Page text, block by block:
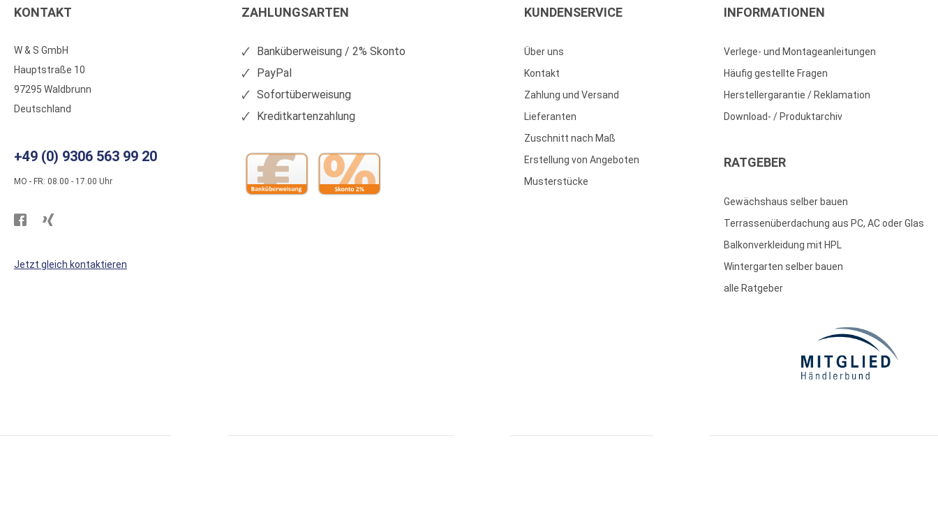
KONTAKT
W & S GmbH
Hauptstraße 10
97295 Waldbrunn
Deutschland
+49 (0) 9306 563 99 20
MO - FR: 08.00 - 17.00 Uhr
Besuchen
WS
WS
Jetzt gleich kontaktieren
ZAHLUNGSARTEN
Banküberweisung / 2% Skonto
PayPal
Sofortüberweisung
Kreditkartenzahlung
KUNDENSERVICE
Über uns
Kontakt
Zahlung und Versand
Lieferanten
Zuschnitt nach Maß
Erstellung von Angeboten
Musterstücke
INFORMATIONEN
Verlege- und Montageanleitungen
Häufig gestellte Fragen
Herstellergarantie / Reklamation
Download- / Produktarchiv
RATGEBER
Gewächshaus selber bauen
Terrassenüberdachung aus PC, AC oder Glas
Balkonverkleidung mit HPL
Wintergarten selber bauen
alle Ratgeber